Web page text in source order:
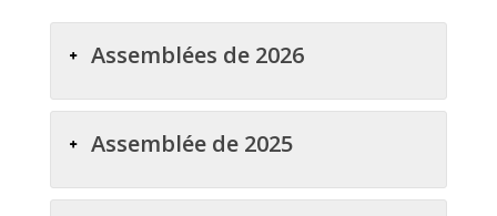
Assemblées de 2026
Assemblée de 2025